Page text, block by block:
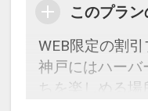
このプラ
WEB限定の割引
神戸にはハーバ
ちを楽しめる場